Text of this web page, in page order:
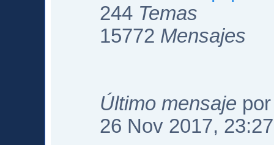
244 Temas
15772 Mensajes
Último mensaje
26 Nov 2017, 23:27